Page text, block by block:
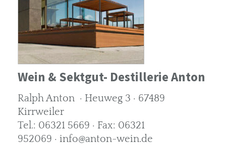
Wein & Sektgut- Destillerie Anton
Ralph Anton · Heuweg 3 · 67489
Kirrweiler
Tel.: 06321 5669 · Fax: 06321
952069 · info@anton-wein.de